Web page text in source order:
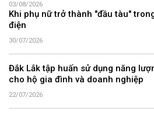
03/08/2026
Khi phụ nữ trở thành "đầu tàu"
điện
30/07/2026
Đắk Lắk tập huấn sử dụng năng
cho hộ gia đình và doanh nghiệp
22/07/2026